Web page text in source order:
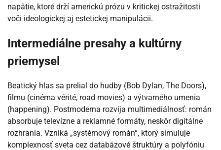
napätie, ktoré drží americkú prózu v kritickej ostražitosti
voči ideologickej aj estetickej manipulácii.
Intermediálne presahy a kultúrny
priemysel
Beatický hlas sa prelial do hudby (Bob Dylan, The Doors),
filmu (cinéma vérité, road movies) a výtvarného umenia
(happening). Postmoderna rozvíja multimediálnosť: román
absorbuje televízne a reklamné formáty, neskôr digitálne
rozhrania. Vzniká „systémový román“, ktorý simuluje
komplexnosť sveta cez databázové štruktúry a polyfóniu